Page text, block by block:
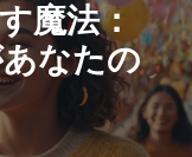
魔法：
なたの